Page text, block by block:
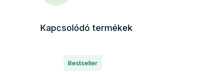
Kapcsolódó termékek
Bestseller